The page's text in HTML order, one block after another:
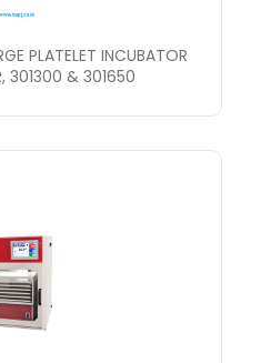
PLATELET INCUBATOR
301300 & 301650